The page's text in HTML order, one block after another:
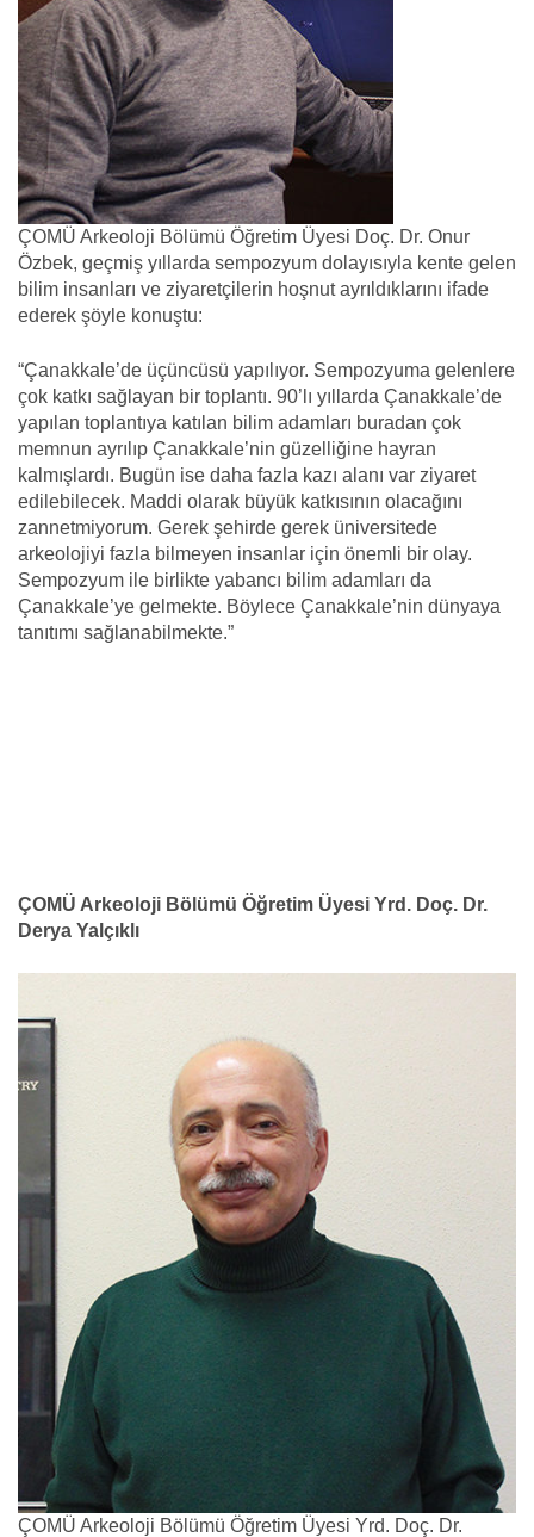
ÇOMÜ Arkeoloji Bölümü Öğretim Üyesi Doç. Dr. Onur
Özbek, geçmiş yıllarda sempozyum dolayısıyla kente gelen
bilim insanları ve ziyaretçilerin hoşnut ayrıldıklarını ifade
ederek şöyle konuştu:
“Çanakkale’de üçüncüsü yapılıyor. Sempozyuma gelenlere
çok katkı sağlayan bir toplantı. 90’lı yıllarda Çanakkale’de
yapılan toplantıya katılan bilim adamları buradan çok
memnun ayrılıp Çanakkale’nin güzelliğine hayran
kalmışlardı. Bugün ise daha fazla kazı alanı var ziyaret
edilebilecek. Maddi olarak büyük katkısının olacağını
zannetmiyorum. Gerek şehirde gerek üniversitede
arkeolojiyi fazla bilmeyen insanlar için önemli bir olay.
Sempozyum ile birlikte yabancı bilim adamları da
Çanakkale’ye gelmekte. Böylece Çanakkale’nin dünyaya
tanıtımı sağlanabilmekte.”
ÇOMÜ Arkeoloji Bölümü Öğretim Üyesi Yrd. Doç. Dr.
Derya Yalçıklı
ÇOMÜ Arkeoloji Bölümü Öğretim Üyesi Yrd. Doç. Dr.